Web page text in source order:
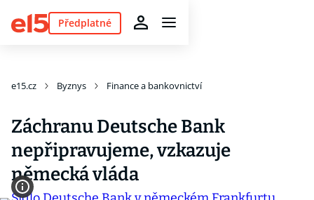
Předplatné
e15.cz Byznys Finance a bankovnictví
Záchranu Deutsche Bank
nepřipravujeme, vzkazuje
německá vláda